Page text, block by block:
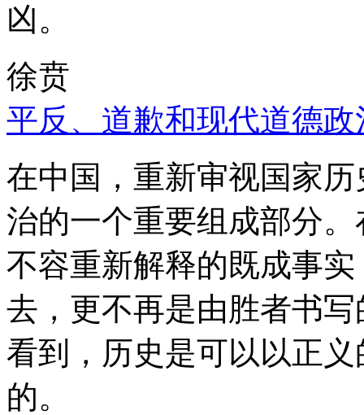
凶。
徐贲
平反、道歉和现代道德政
在中国，重新审视国家
治的一个重要组成部分
不容重新解释的既成事
去，更不再是由胜者书
看到，历史是可以以正
的。